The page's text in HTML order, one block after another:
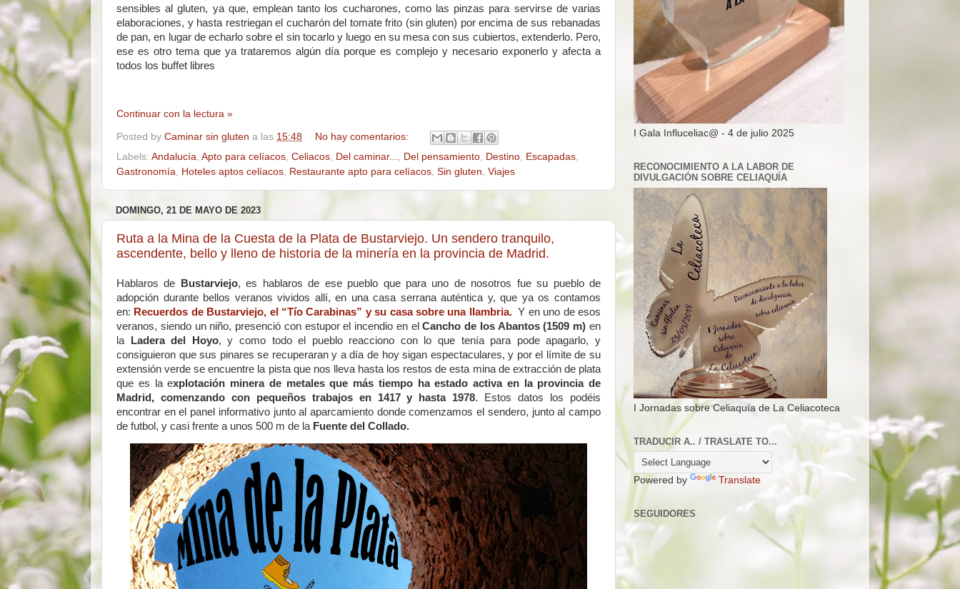
sensibles al gluten, ya que, emplean tanto los cucharones, como las pinzas para servirse de varias
elaboraciones, y hasta restriegan el cucharón del tomate frito (sin gluten) por encima de sus rebanadas
de pan, en lugar de echarlo sobre el sin tocarlo y luego en su mesa con sus cubiertos, extenderlo. Pero,
ese es otro tema que ya trataremos algún día porque es complejo y necesario exponerlo y afecta a
todos los buffet libres
Continuar con la lectura »
Posted by Caminar sin gluten a las 15:48
No hay comentarios:
Labels: Andalucía Apto para celíacos Celiacos Del caminar... Del pensamiento Destino Escapadas
Gastronomía
Hoteles aptos celíacos Restaurante apto para celíacos Sin gluten Viajes
DOMINGO, 21 DE MAYO DE 2023
Ruta a la Mina de la Cuesta de la Plata de Bustarviejo. Un sendero tranquilo,
ascendente, bello y lleno de historia de la minería en la provincia de Madrid.
Hablaros de Bustarviejo, es hablaros de ese pueblo que para uno de nosotros fue su pueblo de
adopción durante bellos veranos vividos allí, en una casa serrana auténtica y, que ya os contamos
en: Recuerdos de Bustarviejo, el “Tío Carabinas” y su casa sobre una llambria. Y en uno de esos
veranos, siendo un niño, presenció con estupor el incendio en elCancho de los Abantos (1509 m) en
la
Ladera del Hoyo, y como todo el pueblo reacciono con lo que tenía para pode apagarlo, y
consiguieron que sus pinares se recuperaran y a día de hoy sigan espectaculares, y por el límite de su
extensión verde se encuentre la pista que nos lleva hasta los restos de esta mina de extracción de plata
que es la explotación minera de metales que más tiempo ha estado activa en la provincia de
Madrid, comenzando con pequeños trabajos en 1417 y hasta 1978. Estos datos los podéis
encontrar en el panel informativo junto al aparcamiento donde comenzamos el sendero, junto al campo
de futbol, y casi frente a unos 500 m de la Fuente del Collado.
I Gala Influceliac@ - 4 de julio 2025
RECONOCIMIENTO A LA LABOR DE
DIVULGACIÓN SOBRE CELIAQUÍA
I Jornadas sobre Celiaquía de La Celiacoteca
TRADUCIR A.. / TRASLATE TO...
Powered by Translate
SEGUIDORES